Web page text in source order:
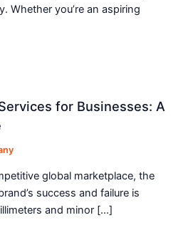
Whether you’re an aspiring
for Businesses: A
global marketplace, the
success and failure is
and minor […]